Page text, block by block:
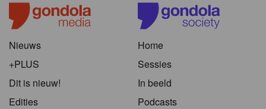
Nieuws
+PLUS
Dit is nieuw!
Edities
Home
Sessies
In beeld
Podcasts